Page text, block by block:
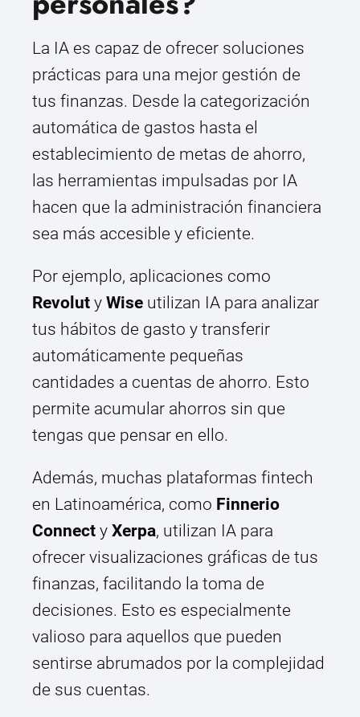
La IA es capaz de ofrecer soluciones
prácticas para una mejor gestión de
tus finanzas. Desde la categorización
automática de gastos hasta el
establecimiento de metas de ahorro,
las herramientas impulsadas por IA
hacen que la administración financiera
sea más accesible y eficiente.
Por ejemplo, aplicaciones como
Revolut y Wise utilizan IA para analizar
tus hábitos de gasto y transferir
automáticamente pequeñas
cantidades a cuentas de ahorro. Esto
permite acumular ahorros sin que
tengas que pensar en ello.
Además, muchas plataformas fintech
en Latinoamérica, como Finnerio
Connect y Xerpa, utilizan IA para
ofrecer visualizaciones gráficas de tus
finanzas, facilitando la toma de
decisiones. Esto es especialmente
valioso para aquellos que pueden
sentirse abrumados por la complejidad
de sus cuentas.